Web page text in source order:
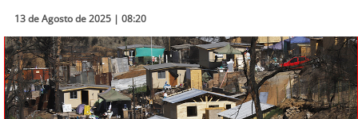
Economía
Deportes
Tecnología
13 de Agosto de 2025 | 08:20